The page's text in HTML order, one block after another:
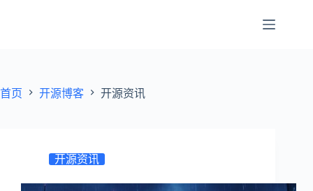
首页 开源博客 开源资讯
开源资讯